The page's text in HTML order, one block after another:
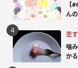
【
ん
恋
噛
か